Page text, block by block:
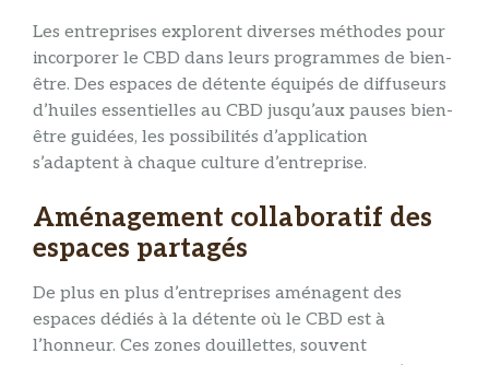
Les entreprises explorent diverses méthodes pour
incorporer le CBD dans leurs programmes de bien-
être. Des espaces de détente équipés de diffuseurs
d’huiles essentielles au CBD jusqu’aux pauses bien-
être guidées, les possibilités d’application
s’adaptent à chaque culture d’entreprise.
Aménagement collaboratif des
espaces partagés
De plus en plus d’entreprises aménagent des
espaces dédiés à la détente où le CBD est à
l’honneur. Ces zones douillettes, souvent